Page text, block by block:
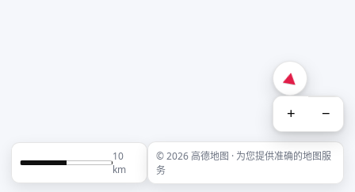
+ −
10
km
© 2026 高德地图 · 为您提供准确的地图服
务